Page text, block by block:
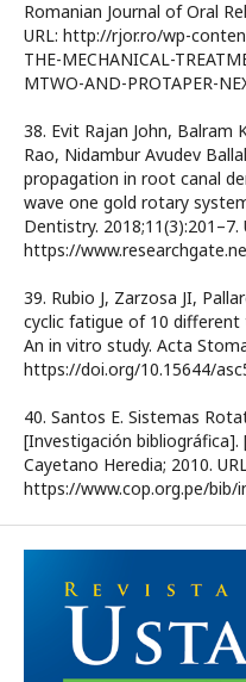
Romanian Journal of Oral
URL: http://rjor.ro/wp-
THE-MECHANICAL-
MTWO-AND-PROTAPER-
38. Evit Rajan John, Balram
Rao, Nidambur Avudev
propagation in root canal
wave one gold rotary
Dentistry. 2018;11(3):201–7.
https://
39. Rubio J, Zarzosa JI,
cyclic fatigue of 10
An in vitro study. Acta
https://doi.org/10.15644/
40. Santos E. Sistemas
[Investigación bibliográfica].
Cayetano Heredia; 2010.
https://www.cop.org.pe/bib/